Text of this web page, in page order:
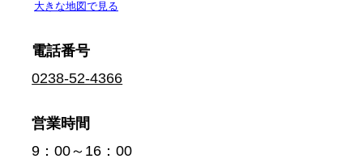
電話番号
0238-52-4366
営業時間
9：00～16：00